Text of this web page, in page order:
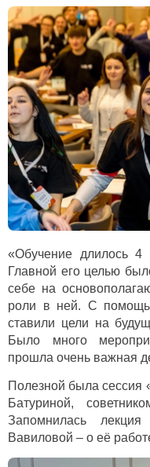
«Обучение длилось
Главной его целью
себе на
роли в ней. С
ставили цели на
Было много
прошла очень важная
Полезной была сессия
Батуриной,
Запомнилась
Вавиловой – о её